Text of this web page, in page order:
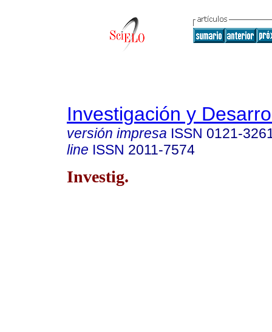
Investigación y
versión impresa ISSN 0121-
line ISSN 2011-7574
Investig.